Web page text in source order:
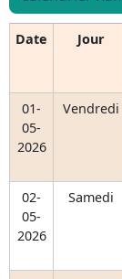
Date Jour
01-
05-
2026
Vendredi
02-
05-
2026
Samedi